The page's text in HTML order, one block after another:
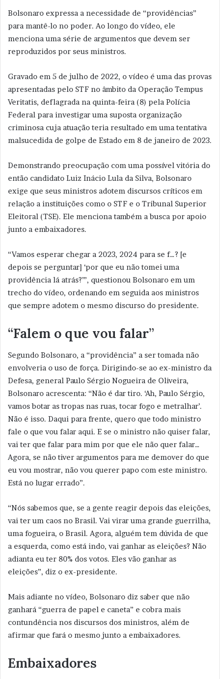
Bolsonaro expressa a necessidade de “providências”
para mantê-lo no poder. Ao longo do vídeo, ele
menciona uma série de argumentos que devem ser
reproduzidos por seus ministros.
Gravado em 5 de julho de 2022, o vídeo é uma das provas
apresentadas pelo STF no âmbito da Operação Tempus
Veritatis, deflagrada na quinta-feira (8) pela Polícia
Federal para investigar uma suposta organização
criminosa cuja atuação teria resultado em uma tentativa
malsucedida de golpe de Estado em 8 de janeiro de 2023.
Demonstrando preocupação com uma possível vitória do
então candidato Luiz Inácio Lula da Silva, Bolsonaro
exige que seus ministros adotem discursos críticos em
relação a instituições como o STF e o Tribunal Superior
Eleitoral (TSE). Ele menciona também a busca por apoio
junto a embaixadores.
“Vamos esperar chegar a 2023, 2024 para se f…? [e
depois se perguntar] ‘por que eu não tomei uma
providência lá atrás?’”, questionou Bolsonaro em um
trecho do vídeo, ordenando em seguida aos ministros
que sempre adotem o mesmo discurso do presidente.
“Falem o que vou falar”
Segundo Bolsonaro, a “providência” a ser tomada não
envolveria o uso de força. Dirigindo-se ao ex-ministro da
Defesa, general Paulo Sérgio Nogueira de Oliveira,
Bolsonaro acrescenta: “Não é dar tiro. ‘Ah, Paulo Sérgio,
vamos botar as tropas nas ruas, tocar fogo e metralhar’.
Não é isso. Daqui para frente, quero que todo ministro
fale o que vou falar aqui. E se o ministro não quiser falar,
vai ter que falar para mim por que ele não quer falar…
Agora, se não tiver argumentos para me demover do que
eu vou mostrar, não vou querer papo com este ministro.
Está no lugar errado”.
“Nós sabemos que, se a gente reagir depois das eleições,
vai ter um caos no Brasil. Vai virar uma grande guerrilha,
uma fogueira, o Brasil. Agora, alguém tem dúvida de que
a esquerda, como está indo, vai ganhar as eleições? Não
adianta eu ter 80% dos votos. Eles vão ganhar as
eleições”, diz o ex-presidente.
Mais adiante no vídeo, Bolsonaro diz saber que não
ganhará “guerra de papel e caneta” e cobra mais
contundência nos discursos dos ministros, além de
afirmar que fará o mesmo junto a embaixadores.
Embaixadores